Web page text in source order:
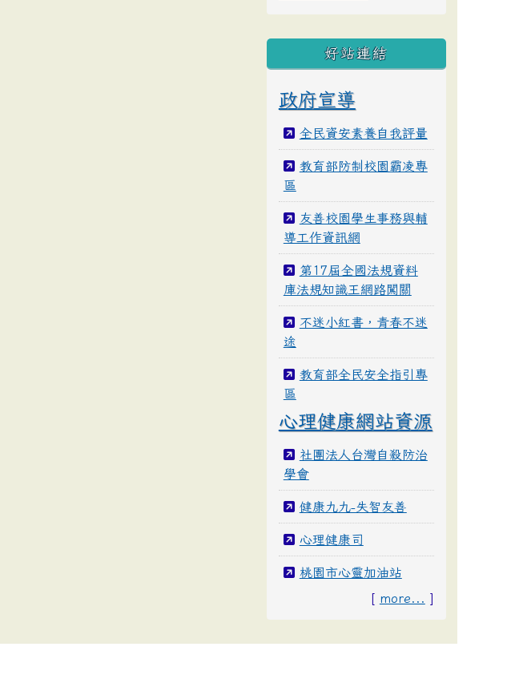
好站連結
政府宣導
全民資安素養自我評量
教育部防制校園霸凌專
區
友善校園學生事務與輔
導工作資訊網
第17屆全國法規資料
庫法規知識王網路闖關
不迷小紅書，青春不迷
途
教育部全民安全指引專
區
心理健康網站資源
社團法人台灣自殺防治
學會
健康九九-失智友善
心理健康司
桃園市心靈加油站
[ more... ]